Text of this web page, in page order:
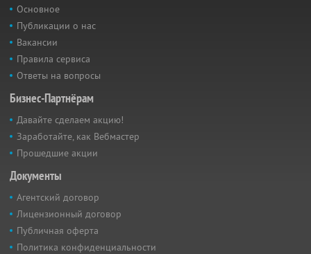
Основное
Публикации о нас
Вакансии
Правила сервиса
Ответы на вопросы
Бизнес-Партнёрам
Давайте сделаем акцию!
Заработайте, как Вебмастер
Прошедшие акции
Документы
Агентский договор
Лицензионный договор
Публичная оферта
Политика конфиденциальности